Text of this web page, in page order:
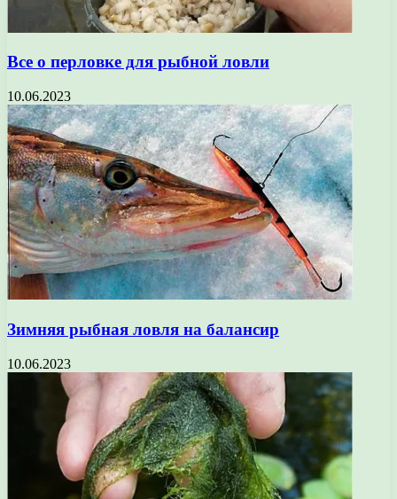
Все о перловке для рыбной ловли
10.06.2023
Зимняя рыбная ловля на балансир
10.06.2023